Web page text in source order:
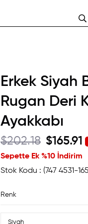
Erkek Siyah
Rugan Deri
Ayakkabı
$202.18 $165.91
Sepette Ek %10 İndirim
Stok Kodu (747 4531-
Renk